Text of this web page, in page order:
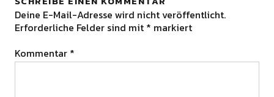
Deine E-Mail-Adresse wird nicht veröffentlicht.
Erforderliche Felder sind mit * markiert
Kommentar *